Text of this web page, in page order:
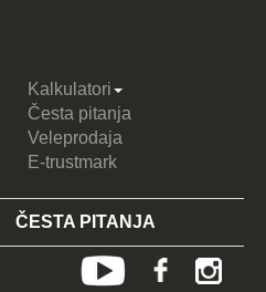
Kalkulatori
Česta pitanja
Veleprodaja
E-trustmark
ČESTA PITANJA